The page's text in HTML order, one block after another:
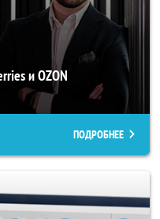
и OZON
ПОДРОБНЕЕ